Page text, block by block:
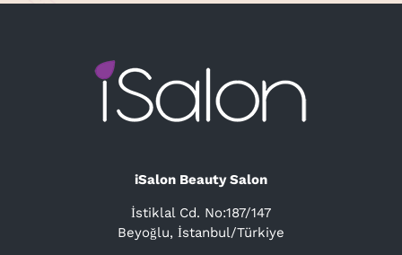
iSalon Beauty Salon
İstiklal Cd. No:187/147
Beyoğlu, İstanbul/Türkiye